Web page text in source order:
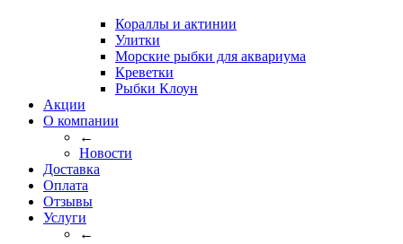
Кораллы и актинии
Улитки
Морские рыбки для аквариума
Креветки
Рыбки Клоун
Акции
О компании
←
Новости
Доставка
Оплата
Отзывы
Услуги
←